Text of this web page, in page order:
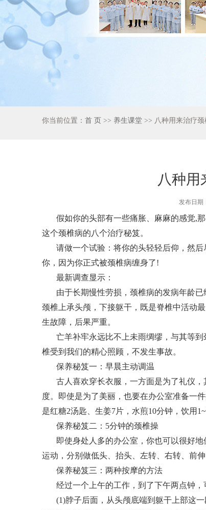
你当前位置： 首 页 >> 养生课堂 >> 八种用来治疗
八种用
发布日期
假如你的头部有一些痛胀、麻麻的感觉,
这个颈椎病的八个治疗秘笈。
请做一个试验：将你的头轻轻后仰，然
你，因为你正式被颈椎病缠身了!
最新调查显示：
由于长期慢性劳损，颈椎病的发病年龄
颈椎上承头颅，下接躯干，既是脊椎中活动
生故障，后果严重。
亡羊补牢永远比不上未雨绸缪，与其等
椎受到我们的精心照顾，不发生事故。
保养秘笈一：早晨主动调温
古人喜欢穿长衣服，一方面是为了礼仪
度。即使是为了美丽，也要在办公室准备一
是红糖2汤匙、生姜7片，水煎10分钟，饮用
保养秘笈二：5分钟的颈椎操
即使身处人多的办公室，你也可以很好
运动，分别做低头、抬头、左转、右转、前
保养秘笈三：两种按摩的方法
经过一个上午的工作，到了下午两点钟
(1)脖子后面，从头颅底端到躯干上部这